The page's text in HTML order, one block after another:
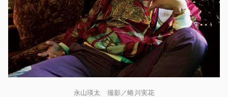
永山瑛太 撮影／蜷川実花